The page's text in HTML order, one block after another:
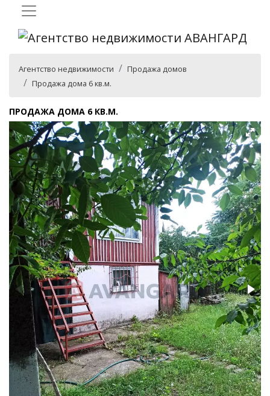
Агентство недвижимости
Продажа домов
Продажа дома 6 кв.м.
ПРОДАЖА ДОМА 6 КВ.М.